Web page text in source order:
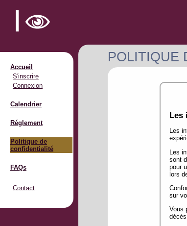
Accueil
S'inscrire
Connexion
Calendrier
Réglement
Politique de
confidentialité
FAQs
Contact
POLITIQUE
Les
Les
Les
sont
pour
lors
sur
Vous